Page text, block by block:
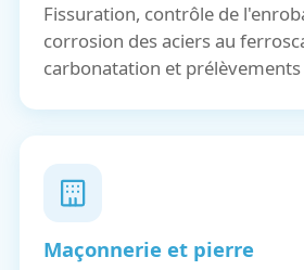
Fissuration, contrôle de
corrosion des aciers au
carbonatation et
Maçonnerie et pierre